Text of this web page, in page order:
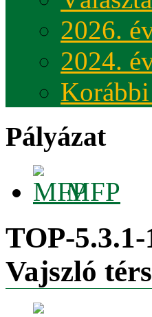
2026.
2024.
Pályázat
MFP
TOP-
Vajszló